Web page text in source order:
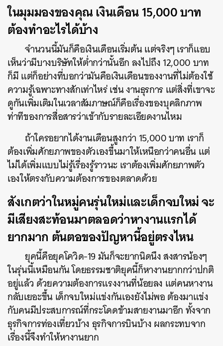
ในมุมมองของคุณ เงินเดือน 15,000 บาท
ต้องทำอะไรได้บ้าง
จำนวนนี้มันก็คือเงินเดือนเริ่มต้น แต่จริงๆ เราก็แอบ
เห็นว่ามีบางบริษัทให้ต่ำกว่านั้นอีก ลงไปถึง 12,000 บาท
ก็มี แต่ก็อย่างที่บอกว่ามันคือเงินเดือนของงานที่ไม่ต้องใช้
ความรู้เฉพาะทางสักเท่าไหร่ เช่น งานธุรการ แต่สิ่งที่เขาจะ
ดูกันเพิ่มเติมในเวลาสัมภาษณ์ก็คือเรื่องของบุคลิกภาพ
ท่าทีของการสื่อสารว่าเข้ากับรายละเอียดงานไหม
ถ้าใครอยากได้งานเดือนสูงกว่า 15,000 บาท เราก็
ต้องเพิ่มศักยภาพของตัวเองขึ้นมาให้เหนือกว่าคนอื่น แต่
ไม่ได้เพิ่มแบบไม่รู้เรื่องรู้ราวนะ เราต้องเพิ่มศักยภาพตัว
เองให้ตรงกับความต้องการของตลาดด้วย
สังเกตว่าในหมู่คนรุ่นใหม่และเด็กจบใหม่ จะ
มีเสียงสะท้อนมาตลอดว่าหางานแรกได้
ยากมาก ต้นตอของปัญหานี้อยู่ตรงไหน
ยุคนี้คือยุคโควิด-19 มันก็จะยากนิดนึง สงสารน้องๆ
ในรุ่นนี้เหมือนกัน โดยธรรมชาติยุคนี้ก็หางานยากกว่าปกติ
อยู่แล้ว ด้วยความต้องการแรงงานที่น้อยลง แต่คนหางาน
กลับเยอะขึ้น เด็กจบใหม่แข่งกันเองยังไม่พอ ต้องมาแข่ง
กับคนมีประสบการณ์ที่กระโดดข้ามสายงานมาอีก ทั้งจาก
ธุรกิจการท่องเที่ยวบ้าง ธุรกิจการบินบ้าง ผลกระทบจาก
เรื่องนี้จึงทำให้หางานยาก